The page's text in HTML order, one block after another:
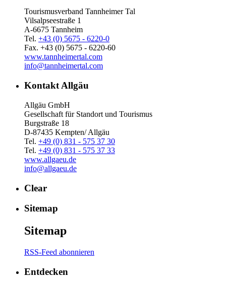
Tourismusverband Tannheimer Tal
Vilsalpseestraße 1
A-6675 Tannheim
Tel. +43 (0) 5675 - 6220-0
Fax. +43 (0) 5675 - 6220-60
www.tannheimertal.com
info@tannheimertal.com
Kontakt Allgäu
Allgäu GmbH
Gesellschaft für Standort und Tourismus
Burgstraße 18
D-87435 Kempten/ Allgäu
Tel. +49 (0) 831 - 575 37 30
Tel. +49 (0) 831 - 575 37 33
www.allgaeu.de
info@allgaeu.de
Clear
Sitemap
Sitemap
RSS-Feed abonnieren
Entdecken